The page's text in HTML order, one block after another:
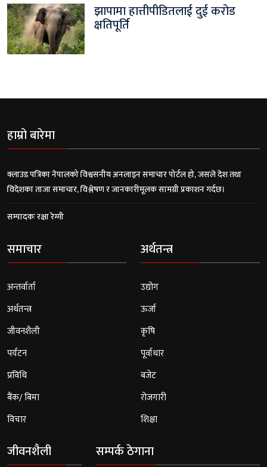
झापामा हात्तीपीडितलाई दुई करोड
क्षतिपूर्ति
हाम्रो बारेमा
क्लाउड पत्रिका नेपालको विश्वसनीय अनलाइन समाचार पोर्टल हो, जसले देश तथा
विदेशका ताजा समाचार, विश्लेषण र जानकारीमूलक सामग्री प्रकाशन गर्दछ।
सम्पादकः रक्षा रेग्मी
समाचार
अन्तर्वार्ता
अर्थतन्त्र
जीवनशैली
पर्यटन
प्रविधि
बैंक/ बिमा
विचार
अर्थतन्त्र
उद्योग
ऊर्जा
कृषि
पूर्वाधार
बजेट
रोजगारी
शिक्षा
जीवनशैली सम्पर्क ठेगाना